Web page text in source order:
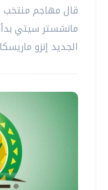
قال مهاجم
مانشستر سيتي
الجديد إنزو